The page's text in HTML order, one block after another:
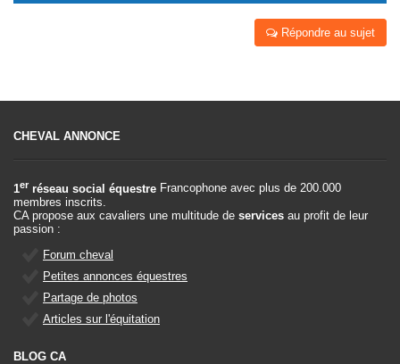
Répondre au sujet
CHEVAL ANNONCE
1er réseau social équestre Francophone avec plus de 200.000
membres inscrits.
CA propose aux cavaliers une multitude de services au profit de leur
passion :
Forum cheval
Petites annonces équestres
Partage de photos
Articles sur l'équitation
BLOG CA